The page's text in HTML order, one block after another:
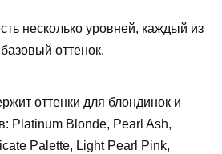
несколько уровней, каждый из
оттенок.
оттенки для блондинок и
Platinum Blonde, Pearl Ash,
Palette, Light Pearl Pink,